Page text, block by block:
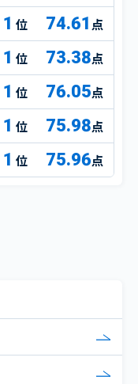
1 74.61 点
1 73.38点
1 76.05点
1 75.98点
1 75.96点